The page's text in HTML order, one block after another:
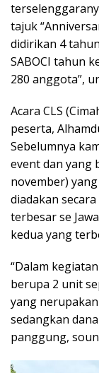
tajuk
didirikan 4
SABOCI tahun
280 anggota”,
Acara CLS
peserta,
Sebelumnya
event dan yang
november)
diadakan
terbesar se
kedua yang
“Dalam
berupa 2 unit
yang
sedangkan
panggung,